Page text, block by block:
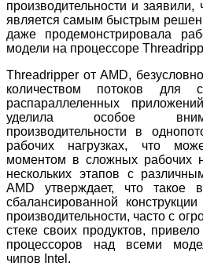
производительности и
является самым быстрым
даже продемонстрировала
модели на процессоре
Threadripper от AMD,
количеством потоков для
распараллеленных
уделила особое
производительности в
рабочих нагрузках, что
моментом в сложных рабочих
нескольких этапов с
AMD утверждает, что такое
сбалансированной
производительности, часто с
стеке своих продуктов,
процессоров над всеми
чипов Intel.